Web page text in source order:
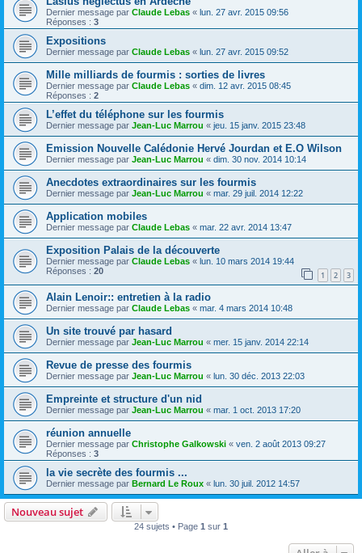
Dernier message par Claude Lebas « lun. 27 avr. 2015 09:56
Réponses : 3
Expositions
Dernier message par Claude Lebas « lun. 27 avr. 2015 09:52
Mille milliards de fourmis : sorties de livres
Dernier message par Claude Lebas « dim. 12 avr. 2015 08:45
Réponses : 2
L’effet du téléphone sur les fourmis
Dernier message par Jean-Luc Marrou « jeu. 15 janv. 2015 23:48
Emission Nouvelle Calédonie Hervé Jourdan et E.O Wilson
Dernier message par Jean-Luc Marrou « dim. 30 nov. 2014 10:14
Anecdotes extraordinaires sur les fourmis
Dernier message par Jean-Luc Marrou « mar. 29 juil. 2014 12:22
Application mobiles
Dernier message par Claude Lebas « mar. 22 avr. 2014 13:47
Exposition Palais de la découverte
Dernier message par Claude Lebas « lun. 10 mars 2014 19:44
Réponses : 20 1 2 3
Alain Lenoir:: entretien à la radio
Dernier message par Claude Lebas « mar. 4 mars 2014 10:48
Un site trouvé par hasard
Dernier message par Jean-Luc Marrou « mer. 15 janv. 2014 22:14
Revue de presse des fourmis
Dernier message par Jean-Luc Marrou « lun. 30 déc. 2013 22:03
Empreinte et structure d'un nid
Dernier message par Jean-Luc Marrou « mar. 1 oct. 2013 17:20
réunion annuelle
Dernier message par Christophe Galkowski « ven. 2 août 2013 09:27
Réponses : 3
la vie secrète des fourmis ...
Dernier message par Bernard Le Roux « lun. 30 juil. 2012 14:57
Nouveau sujet
24 sujets • Page 1 sur 1